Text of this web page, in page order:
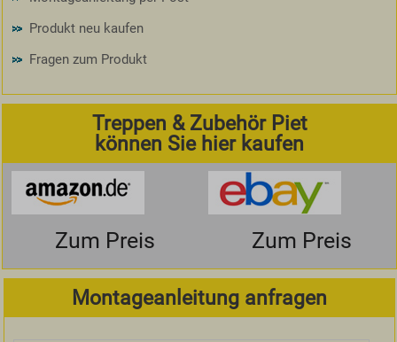
Produkt neu kaufen
Fragen zum Produkt
Treppen & Zubehör Piet
können Sie hier kaufen
Zum Preis Zum Preis
Montageanleitung anfragen